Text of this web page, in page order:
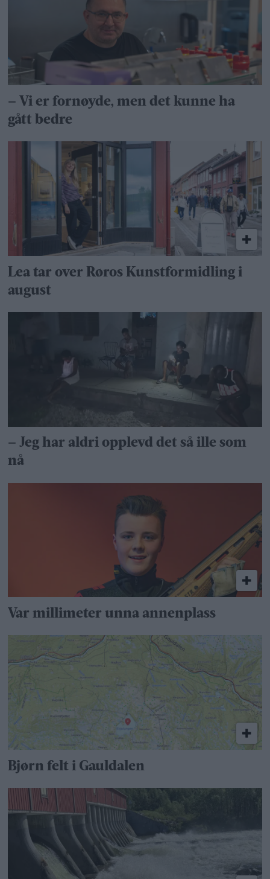
– Vi er fornøyde, men det kunne ha
gått bedre
Lea tar over Røros Kunstformidling i
august
– Jeg har aldri opplevd det så ille som
nå
Var millimeter unna annenplass
Bjørn felt i Gauldalen